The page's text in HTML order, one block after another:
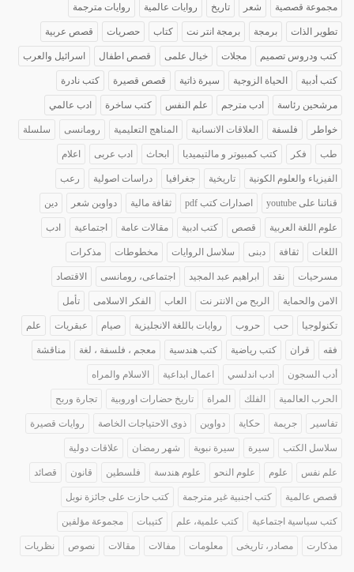
مجموعة قصصية شعر تاريخ روايات عالمية روايات مترجمة
تطوير الذات برمجة برمجة انتر نت كتاب حصريات قصص عربية
كتب ودروس تصميم مجلات خيال علمى قصص اطفال اسرائيل والعرب
كتب أدبية الحياة الزوجية سيرة ذاتية قصص قصيرة كتب نادرة
مرشحين رئاسة ادب مترجم علم النفس كتب ساخرة ادب عالمي
خواطر فلسفة العلاقات الانسانية المناهج التعليمية رومانسى سلسلة
طب فكر كتب كمبيوتر و مالتيميديا ابحاث ادب عربى اعلام
الفيزياء والعلوم الكونية تاريخية جغرافيا دراسات اصولية رعب
قناتنا على youtube اصدارات كتب pdf ثقافة مالية دواوين شعر دين
علوم اللغة العربية قصص كتب ادبية مقالات عامة اجتماعية ادب
اللغات ثقافة دبنى سلاسل الروايات مخطوطات مذكرات
مسرحيات نقد ابراهيم عبد المجيد اجتماعى، رومانسى الاقتصاد
الامن والحماية الربح من الانتر نت العاب الفكر الاسلامى تأمل
تكنولوجيا حب حروب روايات باللغة الانجليزية صيام عبقريات علم
فقه قران كتب رياضية كتب هندسية معجم ، فلسفة ، لغة مناقشة
أدب السجون ادب اندلسي اعمال ابداعية الاسلام والمراه
الحرب العالمية الفلك المراة تاريخ حضارات اوروبية تجارة وربح
تفاسير جريمة حكاية دواوين ذوى الاحتياجات الخاصة روايات قصيرة
سلاسل الكتب سيرة سيرة نبوية شهر رمضان علاقات دولية
علم نفس علوم علوم النحو علوم هندسة فلسطين قانون قصائد
قصص عالمية كتب اجنبية غير مترجمة كتب حازت على جائزة نوبل
كتب سياسية اجتماعية كتب علمية، علم كتيبات مجموعة مؤلفين
مذكارت مصادر، تاريخى معلومات مفالات مقالات نصوص نظريات